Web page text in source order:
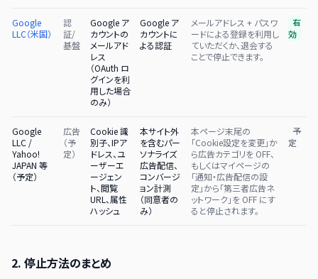
Google
LLC（米国）
認
証/
基盤
Google ア
カウントの
メールアド
レス
（OAuth ロ
グインを利
用した場合
のみ）
Google ア
カウントに
よる認証
メールアドレス + パスワ
ードによる登録を利用し
ていただくか、退会する
ことで停止できます。
有
効
Google
LLC /
Yahoo!
JAPAN 等
（予定）
広告
（予
定）
Cookie 識
別子、IPア
ドレス、ユ
ーザーエ
ージェン
ト、閲覧
URL、属性
ハッシュ
本サイト外
を含むパー
ソナライズ
広告配信、
コンバージ
ョン計測
（同意者の
み）
本ページ末尾の
「Cookie設定を変更」か
ら広告カテゴリを OFF、
もしくはマイページの
「通知・広告配信の設
定」から「第三者広告ネ
ットワーク」を OFF にす
ると停止されます。
予
定
2. 停止方法のまとめ